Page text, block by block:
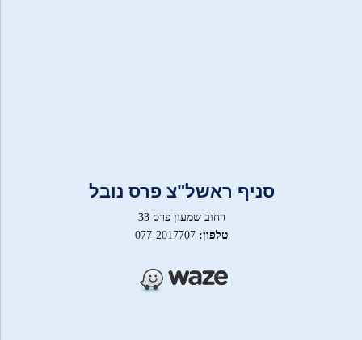
סניף ראשל"צ פרס נובל
רחוב שמעון פרס 33
טלפון: 077-2017707